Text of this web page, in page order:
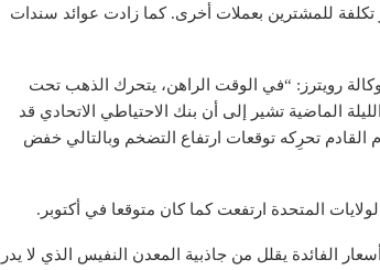
للمشترين بعملات أخرى. كما زادت عوائد سندات
رويترز: “في الوقت الراهن، يتحرك الذهب تحت
الماضية تشير إلى أن بنك الاحتياطي الاتحادي قد
القادم تحرِكه توقعات ارتفاع التضخم وبالتالي خفض
المتحدة ارتفعت كما كان متوقعا في أكتوبر.
أسعار الفائدة يقلل من جاذبية المعدن النفيس الذي لا يدر